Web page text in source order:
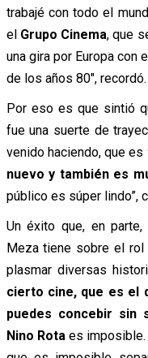
trabajé con todo el
el Grupo Cinema, que
una gira por Europa con el
de los años 80″, recordó.
Por eso es que sintió
fue una suerte de
venido haciendo, que es
nuevo y también es
público es súper lindo”,
Un éxito que, en
Meza tiene sobre el
plasmar diversas
cierto cine, que es el
puedes concebir sin
Nino Rotaes imposible.